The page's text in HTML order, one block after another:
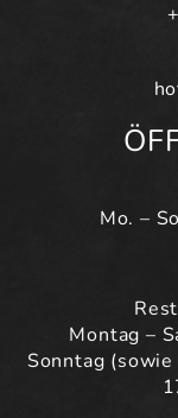
Mo. –
Montag –
Sonntag